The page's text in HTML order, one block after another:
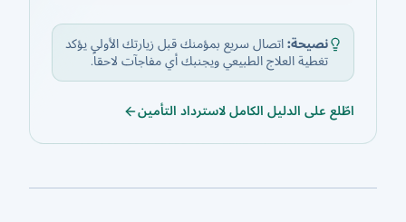
نصيحة:اتصال سريع بمؤمنك قبل زيارتك الأولى يؤكد
تغطية العلاج الطبيعي ويجنبك أي مفاجآت لاحقاً.
اطّلع على الدليل الكامل لاسترداد التأمين